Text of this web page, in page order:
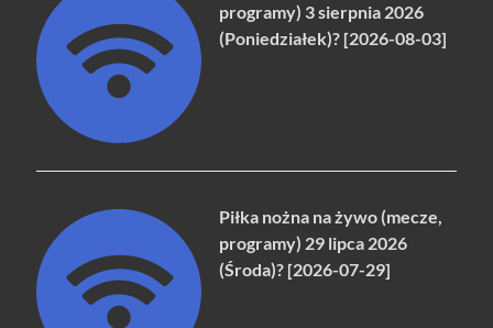
programy) 3 sierpnia 2026
(Poniedziałek)? [2026-08-03]
Piłka nożna na żywo (mecze,
programy) 29 lipca 2026
(Środa)? [2026-07-29]